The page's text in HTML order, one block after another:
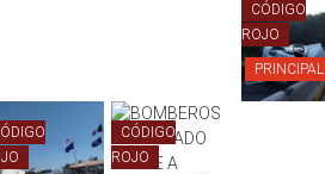
CÓDIGO
ROJO
PRINCIPAL
CÓDIGO
ROJO